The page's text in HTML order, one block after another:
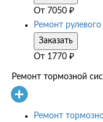
От 7050 ₽
Ремонт
Заказать
От 1770 ₽
Ремонт тормозной
Ремонт